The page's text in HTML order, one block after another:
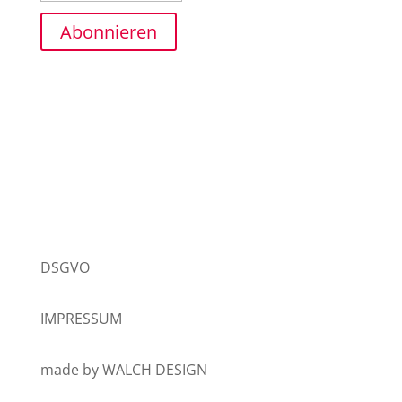
Abonnieren
DSGVO
IMPRESSUM
made by WALCH DESIGN